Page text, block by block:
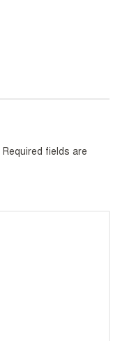
Required fields are